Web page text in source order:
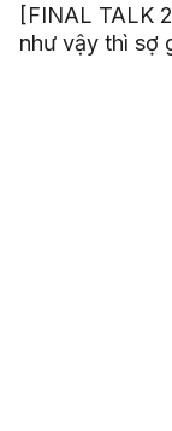
[FINAL TALK
như vậy thì sợ